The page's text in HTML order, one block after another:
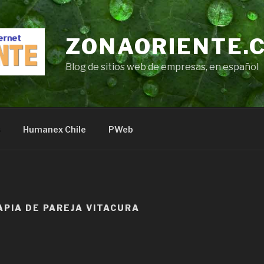
Blog de sitios web de empresas, en español
Humanex Chile PWeb
DE PAREJA VITACURA